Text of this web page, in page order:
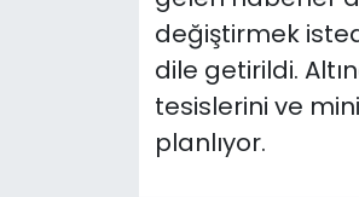
değiştirmek
dile getirildi.
tesislerini ve
planlıyor.